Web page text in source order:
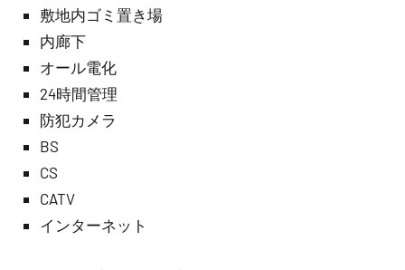
敷地内ゴミ置き場
内廊下
オール電化
24時間管理
防犯カメラ
BS
CS
CATV
インターネット